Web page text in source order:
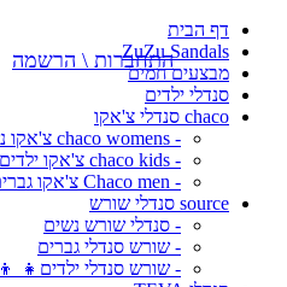
דף הבית
ZuZu Sandals
מבצעים חמים
סנדלי ילדים
chaco סנדלי צ'אקו
- chaco womens צ'אקו נשים
- chaco kids צ'אקו ילדים 👧 👦
- Chaco men צ'אקו גברים
source סנדלי שורש
- סנדלי שורש נשים
- שורש סנדלי גברים
- שורש סנדלי ילדים👧 👦
התחברות \ הרשמה